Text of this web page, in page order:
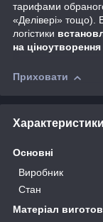
тарифами
«Делівері» тощо).
логістики
на ціноутворення
Приховати
Характеристики
Основні
Виробник
Стан
Матеріал